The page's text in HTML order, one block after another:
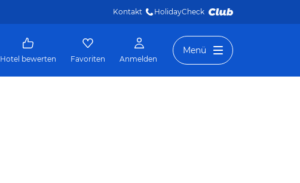
Kontakt HolidayCheck
Hotel bewerten Favoriten Anmelden
Menü